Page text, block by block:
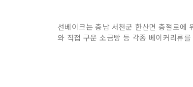
선베이크는 충남 서천군 한산면 충절로에
와 직접 구운 소금빵 등 각종 베이커리류